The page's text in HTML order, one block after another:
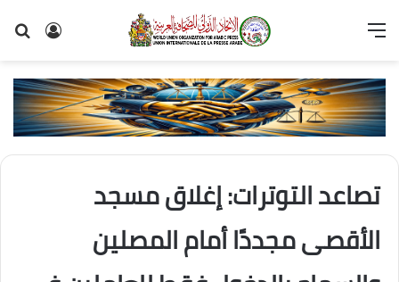
تسجيل
القائمة
تصاعد التوترات: إغلاق مسجد
الأقصى مجددًا أمام المصلين